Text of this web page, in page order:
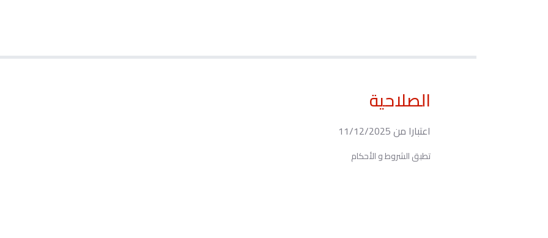
الصلاحية
اعتبارا من 11/12/2025
تطبق الشروط و الأحكام